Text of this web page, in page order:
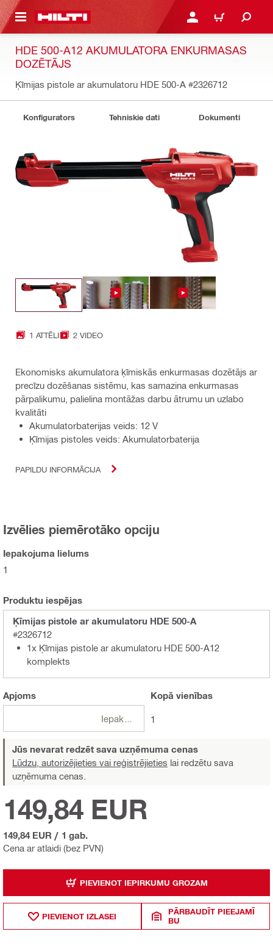
SATURU PIESLĒGTIES VAI
IEPIRKŠANĀS
HDE 500-A12 AKUMULATORA ENKURMASAS
DOZĒTĀJS
Ķīmijas pistole ar akumulatoru HDE 500-A #2326712
Konfigurators Tehniskie dati Dokumenti
1 ATTĒLI 2 VIDEO
Ekonomisks akumulatora ķīmiskās enkurmasas dozētājs ar
precīzu dozēšanas sistēmu, kas samazina enkurmasas
pārpalikumu, palielina montāžas darbu ātrumu un uzlabo
kvalitāti
Akumulatorbaterijas veids: 12 V
Ķīmijas pistoles veids: Akumulatorbaterija
PAPILDU INFORMĀCIJA
Izvēlies piemērotāko opciju
Iepakojuma lielums
1
Produktu iespējas
Ķīmijas pistole ar akumulatoru HDE 500-A
#2326712
1x Ķīmijas pistole ar akumulatoru HDE 500-A12
komplekts
Apjoms Kopā vienības
1
Jūs nevarat redzēt sava uzņēmuma cenas
Lūdzu, autorizējieties vai reģistrējieties lai redzētu sava
uzņēmuma cenas.
Cena ar atlaidi (bez PVN)
149,84 EUR
149,84 EUR / 1 gab.
PIEVIENOT IEPIRKUMU GROZAM
PIEVIENOT IZLASEI
PĀRBAUDĪT PIEEJAMĪ
BU